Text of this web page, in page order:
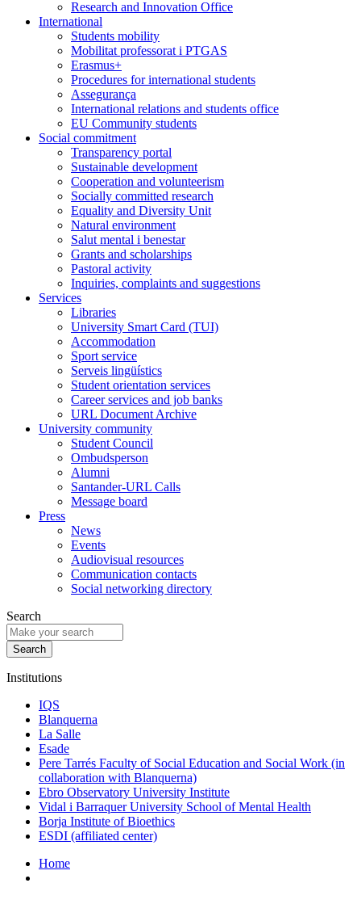
Research and Innovation Office
International
Students mobility
Mobilitat professorat i PTGAS
Erasmus+
Procedures for international students
Assegurança
International relations and students office
EU Community students
Social commitment
Transparency portal
Sustainable development
Cooperation and volunteerism
Socially committed research
Equality and Diversity Unit
Natural environment
Salut mental i benestar
Grants and scholarships
Pastoral activity
Inquiries, complaints and suggestions
Services
Libraries
University Smart Card (TUI)
Accommodation
Sport service
Serveis lingüístics
Student orientation services
Career services and job banks
URL Document Archive
University community
Student Council
Ombudsperson
Alumni
Santander-URL Calls
Message board
Press
News
Events
Audiovisual resources
Communication contacts
Social networking directory
Search
Institutions
IQS
Blanquerna
La Salle
Esade
Pere Tarrés Faculty of Social Education and Social Work (in
collaboration with Blanquerna)
Ebro Observatory University Institute
Vidal i Barraquer University School of Mental Health
Borja Institute of Bioethics
ESDI (affiliated center)
Home